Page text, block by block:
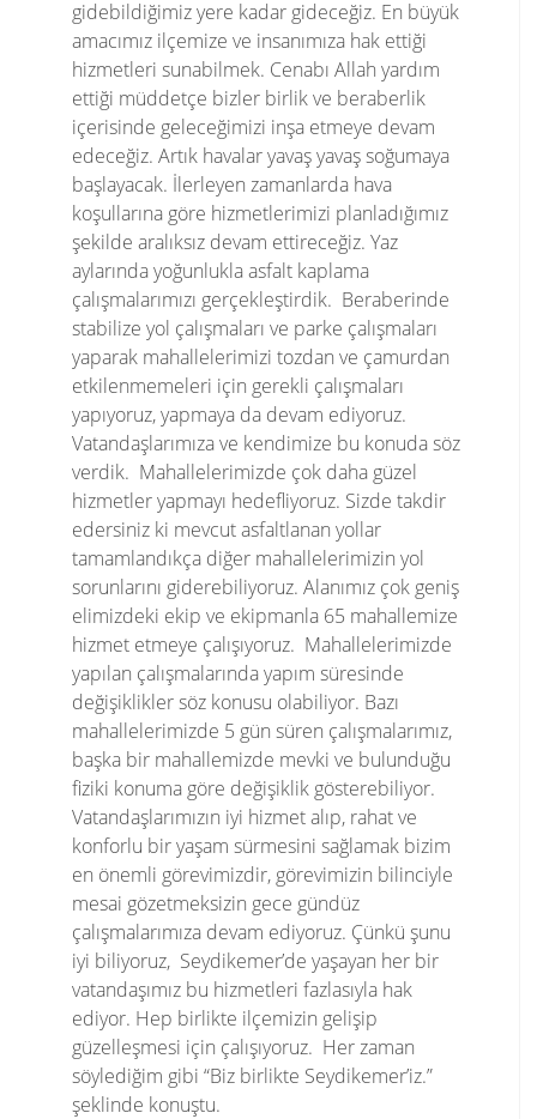
gidebildiğimiz yere kadar gideceğiz. En büyük
amacımız ilçemize ve insanımıza hak ettiği
hizmetleri sunabilmek. Cenabı Allah yardım
ettiği müddetçe bizler birlik ve beraberlik
içerisinde geleceğimizi inşa etmeye devam
edeceğiz. Artık havalar yavaş yavaş soğumaya
başlayacak. İlerleyen zamanlarda hava
koşullarına göre hizmetlerimizi planladığımız
şekilde aralıksız devam ettireceğiz. Yaz
aylarında yoğunlukla asfalt kaplama
çalışmalarımızı gerçekleştirdik. Beraberinde
stabilize yol çalışmaları ve parke çalışmaları
yaparak mahallelerimizi tozdan ve çamurdan
etkilenmemeleri için gerekli çalışmaları
yapıyoruz, yapmaya da devam ediyoruz.
Vatandaşlarımıza ve kendimize bu konuda söz
verdik. Mahallelerimizde çok daha güzel
hizmetler yapmayı hedefliyoruz. Sizde takdir
edersiniz ki mevcut asfaltlanan yollar
tamamlandıkça diğer mahallelerimizin yol
sorunlarını giderebiliyoruz. Alanımız çok geniş
elimizdeki ekip ve ekipmanla 65 mahallemize
hizmet etmeye çalışıyoruz. Mahallelerimizde
yapılan çalışmalarında yapım süresinde
değişiklikler söz konusu olabiliyor. Bazı
mahallelerimizde 5 gün süren çalışmalarımız,
başka bir mahallemizde mevki ve bulunduğu
fiziki konuma göre değişiklik gösterebiliyor.
Vatandaşlarımızın iyi hizmet alıp, rahat ve
konforlu bir yaşam sürmesini sağlamak bizim
en önemli görevimizdir, görevimizin bilinciyle
mesai gözetmeksizin gece gündüz
çalışmalarımıza devam ediyoruz. Çünkü şunu
iyi biliyoruz, Seydikemer’de yaşayan her bir
vatandaşımız bu hizmetleri fazlasıyla hak
ediyor. Hep birlikte ilçemizin gelişip
güzelleşmesi için çalışıyoruz. Her zaman
söylediğim gibi “Biz birlikte Seydikemer’iz.”
şeklinde konuştu.